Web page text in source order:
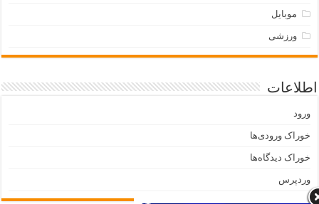
موبایل
ورزشی
اطلاعات
ورود
خوراک ورودی‌ها
خوراک دیدگاه‌ها
وردپرس